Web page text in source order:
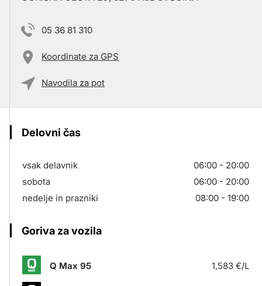
05 36 81 310
Koordinate za GPS
Navodila za pot
Delovni čas
vsak delavnik
06:00 - 20:00
sobota
06:00 - 20:00
nedelje in prazniki
08:00 - 19:00
Goriva za vozila
Q Max 95 1,583 €/L